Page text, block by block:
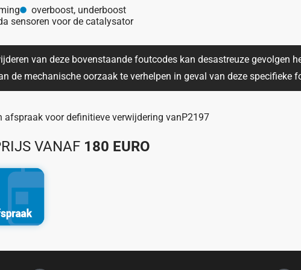
overboost, underboost
sensoren voor de catalysator
van deze bovenstaande foutcodes kan desastreuze gevolgen
de mechanische oorzaak te verhelpen in geval van deze specifieke
afspraak voor definitieve verwijdering vanP2197
VANAF 180 EURO